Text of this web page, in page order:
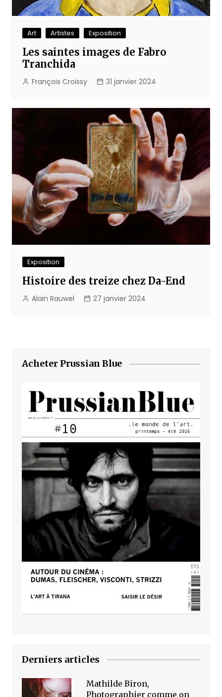
Art Artistes Exposition
Les saintes images de Fabro
Tranchida
François Croissy 31 janvier 2024
Exposition
Histoire des treize chez Da-End
Alain Rauwel 27 janvier 2024
Acheter Prussian Blue
Derniers articles
Mathilde Biron,
Photographier comme on